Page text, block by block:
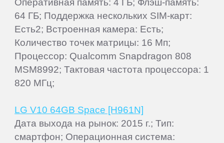
Оперативная память: 4 ГБ; Флэш-память:
64 ГБ; Поддержка нескольких SIM-карт:
Есть2; Встроенная камера: Есть;
Количество точек матрицы: 16 Мп;
Процессор: Qualcomm Snapdragon 808
MSM8992; Тактовая частота процессора: 1
820 МГц;
LG V10 64GB Space [H961N]
Дата выхода на рынок: 2015 г.; Тип:
смартфон; Операционная система: